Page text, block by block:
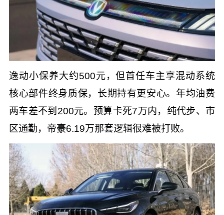
逸动小保养大约500元，但首任车主享混动系统
核心部件终身质保，长期持有更安心。年均油费
两车差不到200元。预算卡死7万内，纯代步、市
区通勤，帝豪6.19万那套逻辑很难被打败。